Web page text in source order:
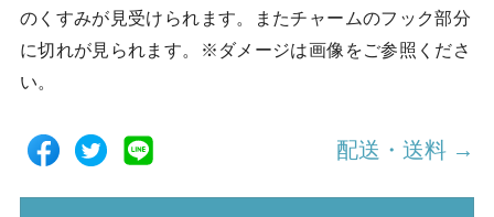
のくすみが見受けられます。またチャームのフック部分
に切れが見られます。※ダメージは画像をご参照くださ
い。
配送・送料 →